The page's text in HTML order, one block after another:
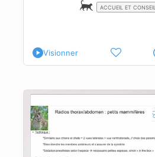
ACCUEIL ET CONSEIL
Visionner